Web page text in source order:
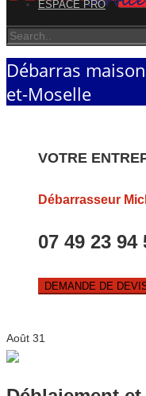
ESPACE PRO
Débarras
et-Moselle
VOTRE
Débarrasseur
07 49 23 94
DEMANDE DE
Août 31